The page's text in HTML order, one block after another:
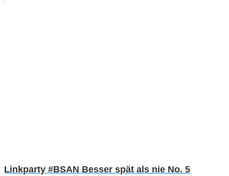
Linkparty #BSAN Besser spät als nie No. 5